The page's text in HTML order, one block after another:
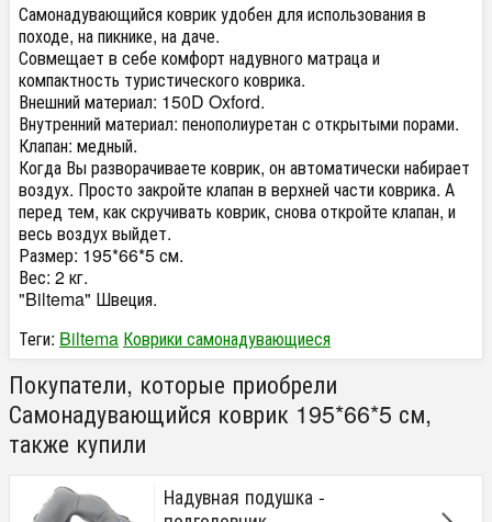
Самонадувающийся коврик удобен для использования в
походе, на пикнике, на даче.
Совмещает в себе комфорт надувного матраца и
компактность туристического коврика.
Внешний материал: 150D Oxford.
Внутренний материал: пенополиуретан с открытыми порами.
Клапан: медный.
Когда Вы разворачиваете коврик, он автоматически набирает
воздух. Просто закройте клапан в верхней части коврика. А
перед тем, как скручивать коврик, снова откройте клапан, и
весь воздух выйдет.
Размер: 195*66*5 см.
Вес: 2 кг.
"Biltema" Швеция.
Теги: Biltema Коврики самонадувающиеся
Покупатели, которые приобрели
Самонадувающийся коврик 195*66*5 см,
также купили
Надувная подушка -